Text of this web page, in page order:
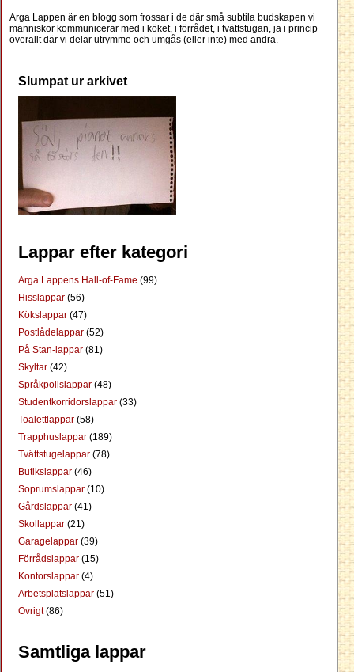
Arga Lappen är en blogg som frossar i de där små subtila budskapen vi
människor kommunicerar med i köket, i förrådet, i tvättstugan, ja i princip
överallt där vi delar utrymme och umgås (eller inte) med andra.
Slumpat ur arkivet
Lappar efter kategori
Arga Lappens Hall-of-Fame (99)
Hisslappar (56)
Kökslappar (47)
Postlådelappar (52)
På Stan-lappar (81)
Skyltar (42)
Språkpolislappar (48)
Studentkorridorslappar (33)
Toalettlappar (58)
Trapphuslappar (189)
Tvättstugelappar (78)
Butikslappar (46)
Soprumslappar (10)
Gårdslappar (41)
Skollappar (21)
Garagelappar (39)
Förrådslappar (15)
Kontorslappar (4)
Arbetsplatslappar (51)
Övrigt(86)
Samtliga lappar